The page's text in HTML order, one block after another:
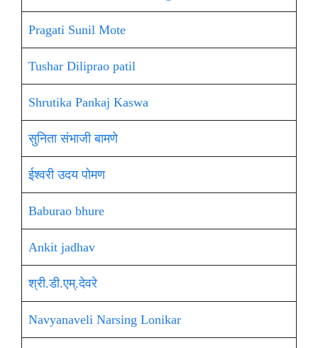
Pragati Sunil Mote
Tushar Diliprao patil
Shrutika Pankaj Kaswa
सुनिता संभाजी बामणे
ईश्वरी उदय पोमण
Baburao bhure
Ankit jadhav
श्री.डी.एम्.देवरे
Navyanaveli Narsing Lonikar